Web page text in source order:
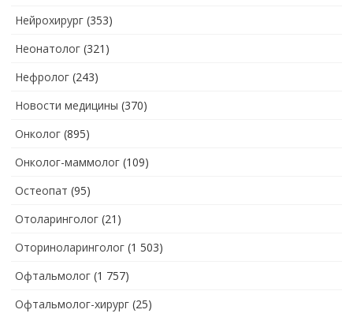
Нейрохирург (353)
Неонатолог (321)
Нефролог (243)
Новости медицины (370)
Онколог (895)
Онколог-маммолог (109)
Остеопат (95)
Отоларинголог (21)
Оториноларинголог (1 503)
Офтальмолог (1 757)
Офтальмолог-хирург (25)